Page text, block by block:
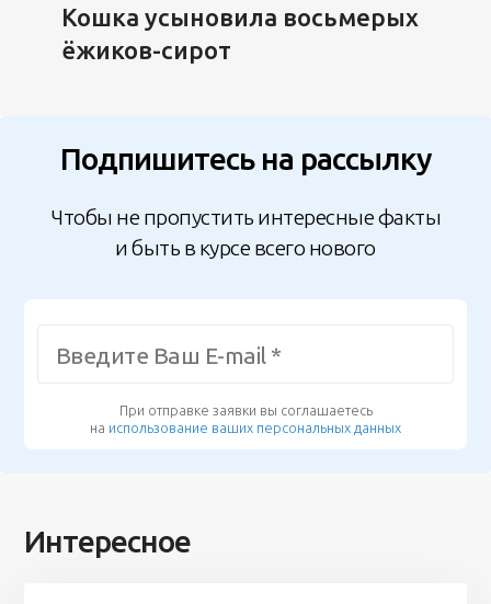
Кошка усыновила восьмерых
ёжиков-сирот
Подпишитесь на рассылку
Чтобы не пропустить интересные факты
и быть в курсе всего нового
При отправке заявки вы соглашаетесь
на использование ваших персональных данных
Интересное